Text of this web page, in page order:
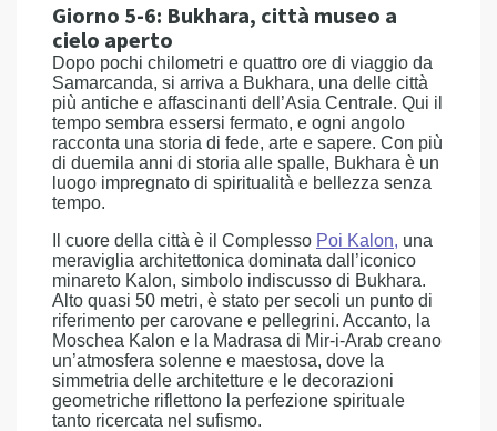
Giorno 5-6: Bukhara, città museo a
cielo aperto
Dopo pochi chilometri e quattro ore di viaggio da
Samarcanda, si arriva a Bukhara, una delle città
più antiche e affascinanti dell’Asia Centrale. Qui il
tempo sembra essersi fermato, e ogni angolo
racconta una storia di fede, arte e sapere. Con più
di duemila anni di storia alle spalle, Bukhara è un
luogo impregnato di spiritualità e bellezza senza
tempo.
Il cuore della città è il Complesso Poi Kalon, una
meraviglia architettonica dominata dall’iconico
minareto Kalon, simbolo indiscusso di Bukhara.
Alto quasi 50 metri, è stato per secoli un punto di
riferimento per carovane e pellegrini. Accanto, la
Moschea Kalon e la Madrasa di Mir-i-Arab creano
un’atmosfera solenne e maestosa, dove la
simmetria delle architetture e le decorazioni
geometriche riflettono la perfezione spirituale
tanto ricercata nel sufismo.